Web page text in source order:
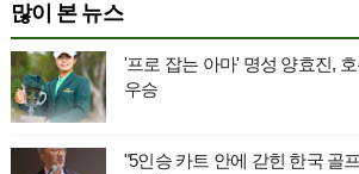
많이 본 뉴스
'프로 잡는 아마' 명성 양효진,
우승
"5인승 카트 안에 갇힌 한국 골